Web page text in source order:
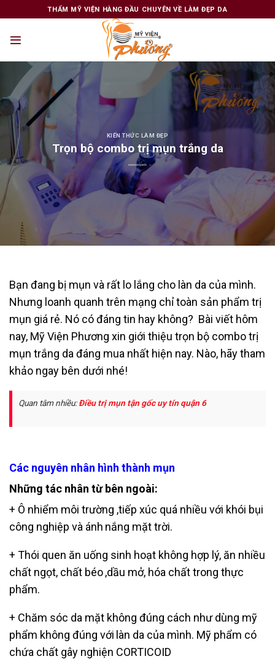
to
THẨM MỸ VIỆN HÀNG ĐẦU CHUYÊN VỀ LÀM ĐẸP DA
KIẾN THỨC LÀM ĐẸP
Trọn bộ combo trị mụn trắng da
Bạn đang bị mụn và rất lo lắng cho làn da của mình.
Nhưng loanh quanh trên mạng chỉ toàn sản phẩm trị
mụn giá rẻ. Nó có đáng tin hay không? Bài viết hôm
nay, Mỹ Viện Phương xin giới thiệu trọn bộ combo trị
mụn trắng da đáng mua nhất hiện nay. Nào, hãy tham
khảo ngay bên dưới nhé!
Quan tâm nhiều:Điều trị mụn tận gốc uy tín quận 6
Các nguyên nhân hình thành mụn
Những tác nhân từ bên ngoài:
+ Ô nhiểm môi trường ,tiếp xúc quá nhiều với khói bụi
công nghiệp và ánh nắng mặt trời.
+ Thói quen ăn uống sinh hoạt không hợp lý, ăn nhiều
chất ngọt, chất béo,dầu mở, hóa chất trong thực
phẩm.
+ Chăm sóc da mặt không đúng cách như dùng mỹ
phẩm không đúng với làn da của mình. Mỹ phẩm có
chứa chất gây nghiện CORTICOID